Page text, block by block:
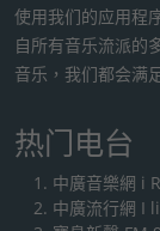
使用我们的应用程
自所有音乐流派的
音乐，我们都会满
热门电台
中廣音樂網 i
中廣流行網 I